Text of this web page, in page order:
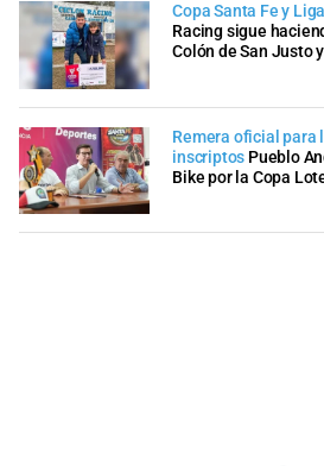
Copa Santa Fe y
Racing sigue
Colón de San Justo
Remera oficial para
inscriptos Pueblo
Bike por la Copa